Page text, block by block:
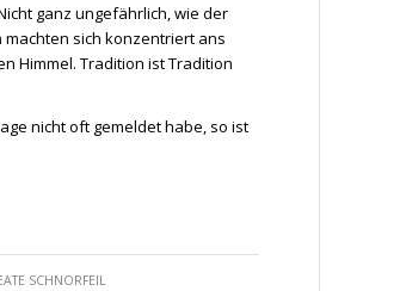
ganz ungefährlich, wie der
sich konzentriert ans
Himmel. Tradition ist Tradition
nicht oft gemeldet habe, so ist
SCHNORFEIL